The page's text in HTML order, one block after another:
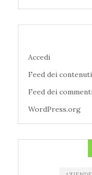
Accedi
Feed dei contenuti
Feed dei
WordPress.org